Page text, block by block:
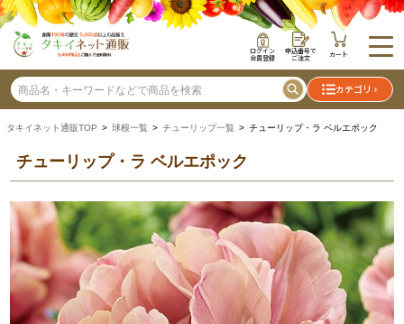
ログイン
会員登録
申込番号で
ご注文 カート
カテゴリ
タキイネット通販TOP > 球根一覧 > チューリップ一覧 > チューリップ・ラ ベルエポック
チューリップ・ラ ベルエポック